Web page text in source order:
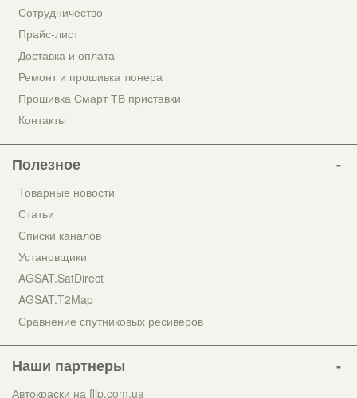
Сотрудничество
Прайс-лист
Доставка и оплата
Ремонт и прошивка тюнера
Прошивка Смарт ТВ приставки
Контакты
Полезное
Товарные новости
Статьи
Списки каналов
Установщики
AGSAT.SatDirect
AGSAT.T2Map
Сравнение спутниковых ресиверов
Наши партнеры
Автокраски на flip.com.ua